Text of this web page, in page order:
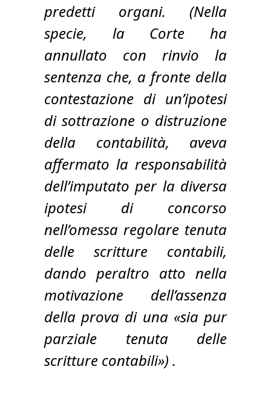
predetti organi. (Nella
specie, la Corte ha
annullato con rinvio la
sentenza che, a fronte della
contestazione di un’ipotesi
di sottrazione o distruzione
della contabilità, aveva
affermato la responsabilità
dell’imputato per la diversa
ipotesi di concorso
nell’omessa regolare tenuta
delle scritture contabili,
dando peraltro atto nella
motivazione dell’assenza
della prova di una «sia pur
parziale tenuta delle
scritture contabili») .